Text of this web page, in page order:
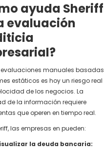
ayuda Sheriff
evaluación
evaluaciones manuales basadas
estáticos es hoy un riesgo real
de los negocios. La
de la información requiere
que operen en tiempo real.
las empresas en pueden:
la deuda bancaria: